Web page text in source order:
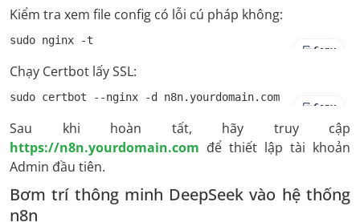
Kiểm tra xem file config có lỗi cú pháp không:
sudo nginx -t
Copy
Chạy Certbot lấy SSL:
sudo certbot --nginx -d n8n.yourdomain.com
Copy
Sau khi hoàn tất, hãy truy cập
https://n8n.yourdomain.com để thiết lập tài khoản
Admin đầu tiên.
Bơm trí thông minh DeepSeek vào hệ thống
n8n